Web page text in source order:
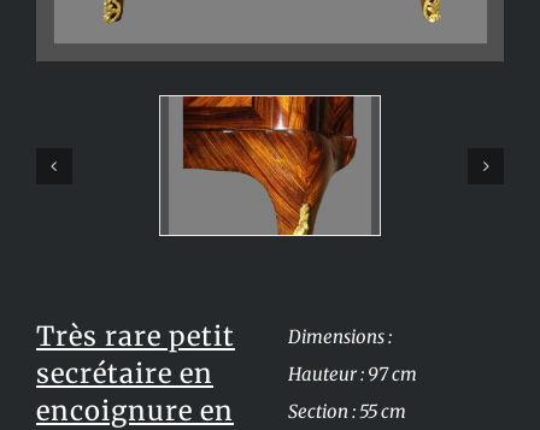
Très rare petit
secrétaire en
encoignure en
Dimensions :
Hauteur : 97 cm
Section : 55 cm